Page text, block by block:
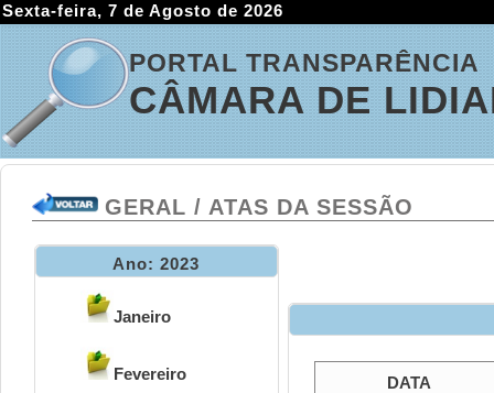
Sexta-feira, 7 de Agosto de 2026
PORTAL TRANSPARÊNCIA
CÂMARA DE
GERAL / ATAS DA SESSÃO
Ano: 2023
Janeiro
Fevereiro DATA